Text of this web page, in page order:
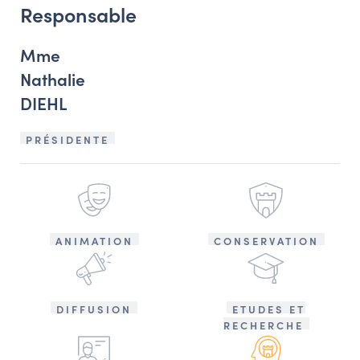
Responsable
Mme
Nathalie
DIEHL
PRÉSIDENTE
ANIMATION CONSERVATION
DIFFUSION
ETUDES ET
RECHERCHE